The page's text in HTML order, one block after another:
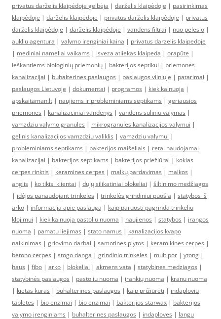
privatus darželis klaipėdoje gelbėja | darželis klaipėdoje | pasirinkimas
klaipėdoje | darželis klaipėdoje | privatus darželis klaipėdoje | privatus
darželis klaipėdoje | darželis klaipėdoje | vandens filtrai | nuo pelesio |
aukliu agentura | valymo irenginiai kaina | privatus darzelis klaipedoje
| mediniai nameliai vaikams | isveza atliekas klaipeda | orapūte |
ieškantiems biologinių priemonių | bakterijos septikui | priemonės
kanalizacijai | buhalterines paslaugos | paslaugos vilniuje | patarimai |
paslaugos Lietuvoje | dokumentai | programos | kiek kainuoja |
apskaitaman.lt | naujiems ir probleminiams septikams | geriausios
priemones | kanalizaciniai vandenys | vandens suliniu valymas |
vamzdziu valymo granules | mikrogranules kanalizacijos valymui |
gelinis kanalizacijos vamzdziu valiklis | vamzdziu valymui |
probleminiams septikams | bakterijos maišeliais | retai naudojamai
kanalizacijai | bakterijos septikams | bakterijos priežiūrai | kokias
cerpes rinktis | keramines cerpes | malkų pardavimas | malkos |
anglis | ko tikisi klientai | dujų silikatiniai blokeliai | šiltinimo medžiagos
| idėjos panaudojant trinkeles | trinkelės grindiniui puošia | statybos iš
arko | informacija apie paslaugą | kaip paruosti pagrinda trinkeliu
klojimui | kiek kainuoja pastoliu nuoma | naujienos | statybos | įrangos
nuoma | pamatu liejimas | stato namus | kanalizacijos kvapo
naikinimas | griovimo darbai | samotines plytos | keramikines cerpes |
betono cerpes | stogo danga | grindinio trinkeles | multipor | ytong |
haus | fibo | arko | blokeliai | akmens vata | statybines medziagos |
statybinės paslaugos | pastoliu nuoma | įrankių nuoma | kranu nuoma
| kietas kuras | buhalterines paslaugos | kaip prižiūrėti | indaploviu
tabletes | bio enzimai | bio enzimai | bakterijos starwax | bakterijos
valymo įrenginiams | buhalterines paslaugos | indaploves | langu